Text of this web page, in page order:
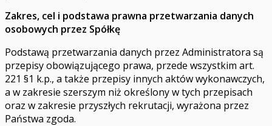
Zakres, cel i podstawa prawna przetwarzania danych
osobowych przez Spółkę
Podstawą przetwarzania danych przez Administratora są
przepisy obowiązującego prawa, przede wszystkim art.
221 §1 k.p., a także przepisy innych aktów wykonawczych,
a w zakresie szerszym niż określony w tych przepisach
oraz w zakresie przyszłych rekrutacji, wyrażona przez
Państwa zgoda.